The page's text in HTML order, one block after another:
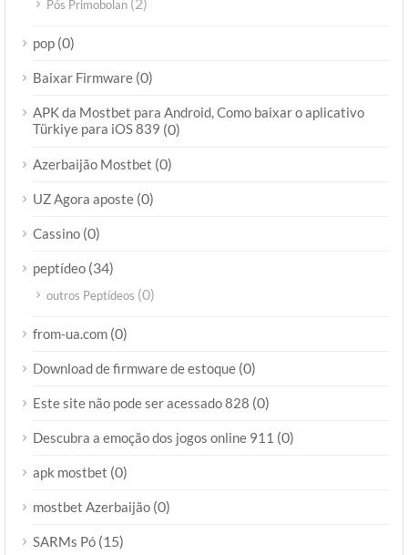
Pós Primobolan
pop (0)
Baixar Firmware (0)
APK da Mostbet para Android, Como baixar o aplicativo
Türkiye para iOS 839 (0)
Azerbaijão Mostbet (0)
UZ Agora aposte (0)
Cassino (0)
peptídeo (34)
outros Peptídeos (0)
from-ua.com (0)
Download de firmware de estoque (0)
Este site não pode ser acessado 828 (0)
Descubra a emoção dos jogos online 911 (0)
apk mostbet (0)
mostbet Azerbaijão (0)
SARMs Pó (15)